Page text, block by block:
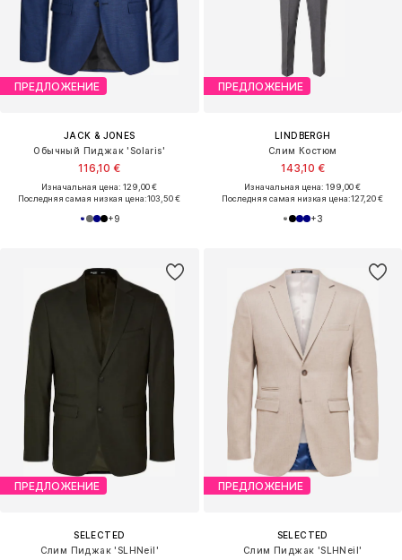
ПРЕДЛОЖЕНИЕ
JACK & JONES
Обычный Пиджак 'Solaris'
116,10 €
Изначальная цена: 129,00 €
Последняя самая низкая цена:103,50 €
+9
ПРЕДЛОЖЕНИЕ
LINDBERGH
Слим Костюм
143,10 €
Изначальная цена: 199,00 €
Последняя самая низкая цена:127,20 €
+3
ПРЕДЛОЖЕНИЕ
SELECTED
Слим Пиджак 'SLHNeil'
ПРЕДЛОЖЕНИЕ
SELECTED
Слим Пиджак 'SLHNeil'